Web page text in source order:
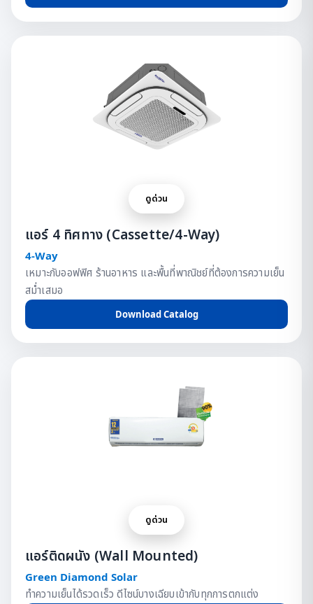
ดูด่วน
แอร์ 4 ทิศทาง (Cassette/4-Way)
4-Way
เหมาะกับออฟฟิศ ร้านอาหาร และพื้นที่พาณิชย์ที่ต้องการความเย็น
สม่ำเสมอ
Download Catalog
ดูด่วน
แอร์ติดผนัง (Wall Mounted)
Green Diamond Solar
ทำความเย็นได้รวดเร็ว ดีไซน์บางเฉียบเข้ากับทุกการตกแต่ง